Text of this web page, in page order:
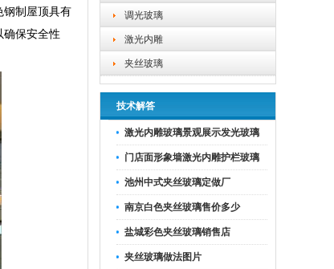
调光玻璃
激光内雕
夹丝玻璃
技术解答
激光内雕玻璃景观展示发光玻璃
门店面形象墙激光内雕护栏玻璃
池州中式夹丝玻璃定做厂
南京白色夹丝玻璃售价多少
盐城彩色夹丝玻璃销售店
夹丝玻璃做法图片
钢制屋顶具有
确保安全性